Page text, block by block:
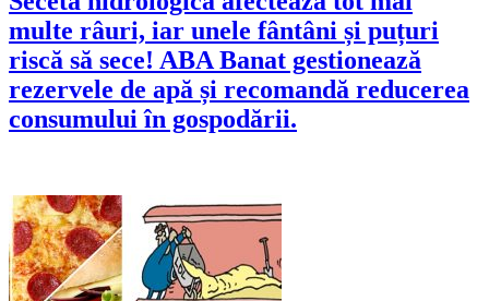
multe râuri, iar unele fântâni și puțuri
riscă să sece! ABA Banat gestionează
rezervele de apă și recomandă reducerea
consumului în gospodării.